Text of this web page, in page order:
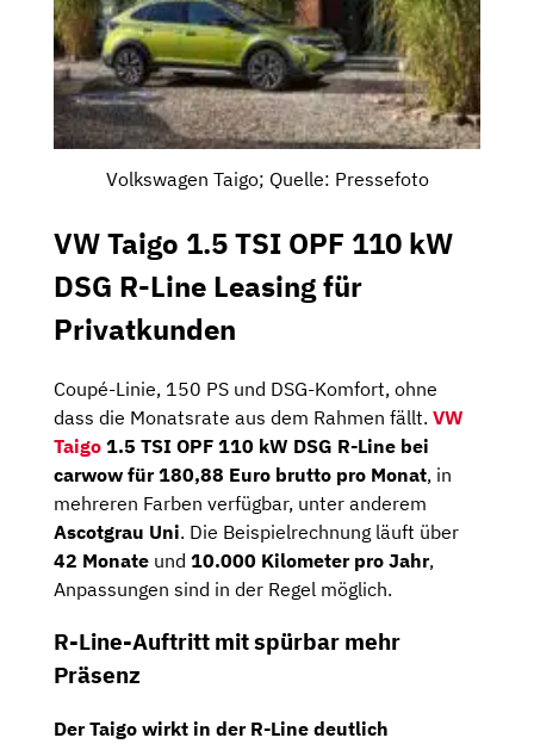
Volkswagen Taigo; Quelle: Pressefoto
VW Taigo 1.5 TSI OPF 110 kW
DSG R-Line Leasing für
Privatkunden
Coupé-Linie, 150 PS und DSG-Komfort, ohne
dass die Monatsrate aus dem Rahmen fällt. VW
Taigo 1.5 TSI OPF 110 kW DSG R-Line bei
carwow für 180,88 Euro brutto pro Monat, in
mehreren Farben verfügbar, unter anderem
Ascotgrau Uni. Die Beispielrechnung läuft über
42 Monate und 10.000 Kilometer pro Jahr,
Anpassungen sind in der Regel möglich.
R-Line-Auftritt mit spürbar mehr
Präsenz
Der Taigo wirkt in der R-Line deutlich